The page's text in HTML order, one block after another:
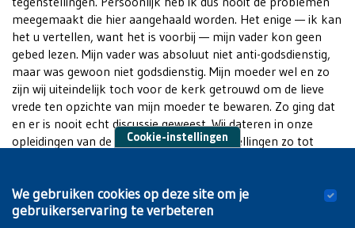
meegemaakt die hier aangehaald worden. Het enige — ik kan
het u vertellen, want het is voorbij — mijn vader kon geen
gebed lezen. Mijn vader was absoluut niet anti-godsdienstig,
maar was gewoon niet godsdienstig. Mijn moeder wel en zo
zijn wij uiteindelijk toch voor de kerk getrouwd om de lieve
vrede ten opzichte van mijn moeder te bewaren. Zo ging dat
en er is nooit echt discussie geweest. Wij dateren in onze
opleidingen van de tijd voordat de tegenstellingen zo tot
— om hier een HV te starten en sedertdien — ik weet niet
meer precies in welk jaar dat was — ben ik lid gebleven en
Cookie-instellingen
We gebruiken cookies op deze site om je
gebruikerservaring te verbeteren